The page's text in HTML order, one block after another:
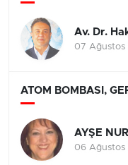
Av. Dr.
07 Ağustos
ATOM BOMBASI,
AYŞE
06 Ağustos